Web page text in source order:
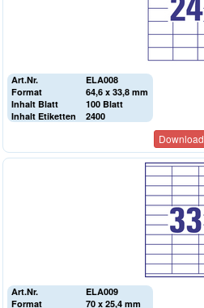
Art.Nr.
ELA008
Format
64,6 x 33,8 mm
Inhalt Blatt
100 Blatt
Inhalt Etiketten
2400
Download
Art.Nr.
ELA009
Format
70 x 25,4 mm